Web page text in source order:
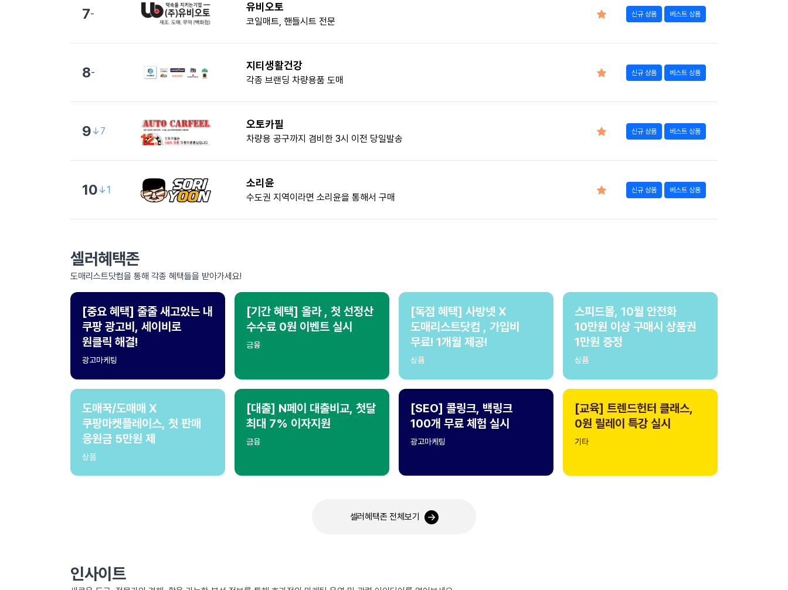
7-
유비오토
코일매트, 핸들시트 전문
신규 상품 베스트 상품
8-
지티생활건강
각종 브랜딩 차량용품 도매
신규 상품 베스트 상품
9↓7
오토카필
차량용 공구까지 겸비한 3시 이전 당일발송
신규 상품 베스트 상품
10↓1
소리윤
수도권 지역이라면 소리윤을 통해서 구매
신규 상품 베스트 상품
셀러혜택존
도매리스트닷컴을 통해 각종 혜택들을 받아가세요!
[중요 혜택] 줄줄 새고있는 내
쿠팡 광고비, 세이비로
원클릭 해결!
광고마케팅
[기간 혜택] 올라 , 첫 선정산
수수료 0원 이벤트 실시
금융
[독점 혜택] 사방넷 X
도매리스트닷컴 , 가입비
무료! 1개월 제공!
상품
스피드몰, 10월 안전화
10만원 이상 구매시 상품권
1만원 증정
상품
도매꾹/도매매 X
쿠팡마켓플레이스, 첫 판매
응원금 5만원 제
상품
[대출] N페이 대출비교, 첫달
최대 7% 이자지원
금융
[SEO] 콜링크, 백링크
100개 무료 체험 실시
광고마케팅
[교육] 트렌드헌터 클래스,
0원 릴레이 특강 실시
기타
셀러혜택존 전체보기
인사이트